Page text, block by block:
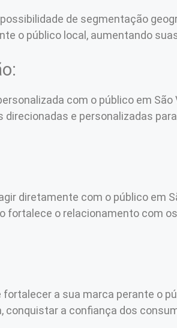
de segmentação
o público local, aumentando
com o público em
e personalizadas
diretamente com o público em
fortalece o relacionamento com
a sua marca perante o
conquistar a confiança dos